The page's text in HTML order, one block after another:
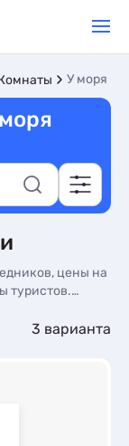
У моря
цены на
туристов.
и
3 варианта